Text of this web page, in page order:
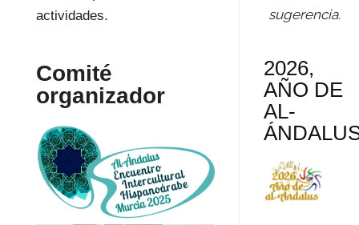
actividades.
Comité
organizador
sugerencia.
2026,
AÑO DE
AL-